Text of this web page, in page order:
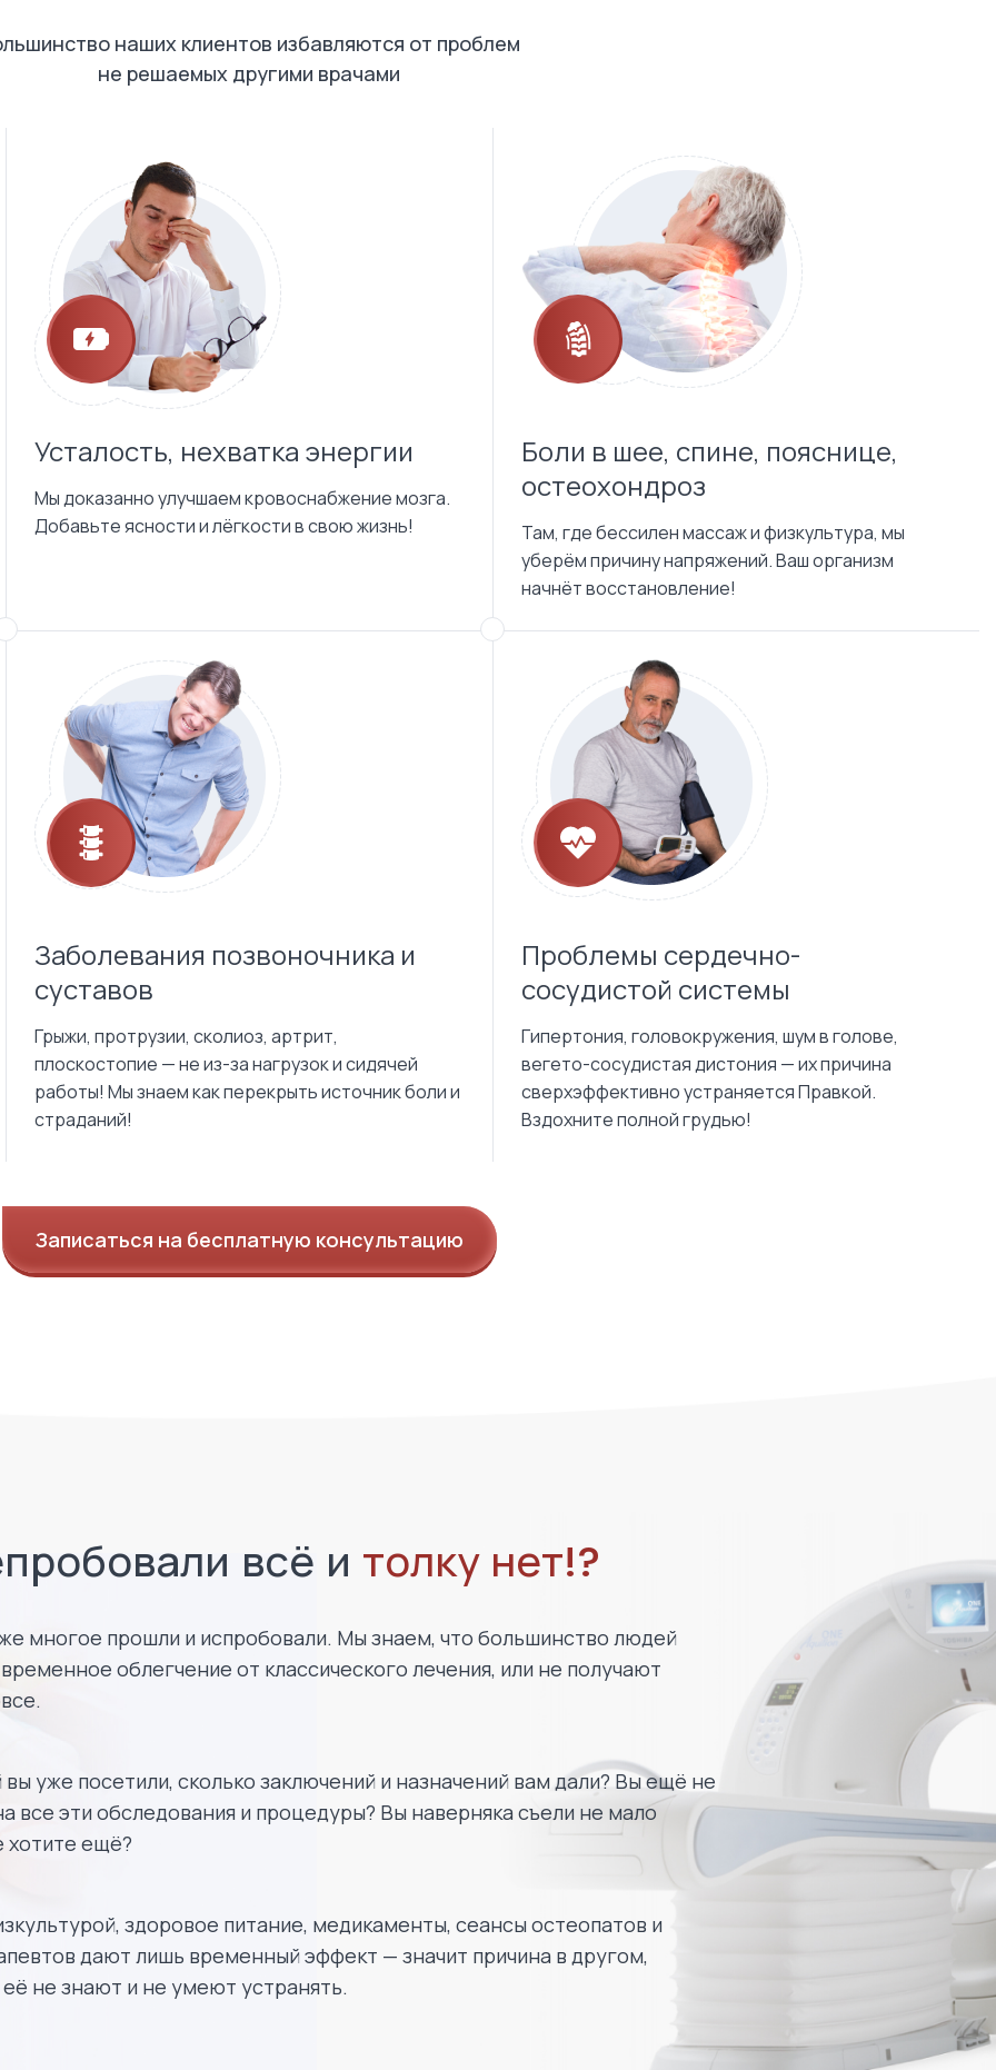
наших клиентов избавляются от проблем
не решаемых другими врачами
Усталость, нехватка энергии
Мы доказанно улучшаем кровоснабжение мозга.
Добавьте ясности и лёгкости в свою жизнь!
Боли в шее, спине, пояснице,
остеохондроз
Там, где бессилен массаж и физкультура, мы
уберём причину напряжений. Ваш организм
начнёт восстановление!
Заболевания позвоночника и
суставов
Грыжи, протрузии, сколиоз, артрит,
плоскостопие — не из-за нагрузок и сидячей
работы! Мы знаем как перекрыть источник боли и
страданий!
Проблемы сердечно-
сосудистой системы
Гипертония, головокружения, шум в голове,
вегето-сосудистая дистония — их причина
сверхэффективно устраняется Правкой.
Вздохните полной грудью!
Записаться на бесплатную консультацию
всё и толку нет!?
многое прошли и испробовали. Мы знаем, что большинство людей
облегчение от классического лечения, или не получают
вы уже посетили, сколько заключений и назначений вам дали? Вы ещё не
все эти обследования и процедуры? Вы наверняка съели не мало
хотите ещё?
здоровое питание, медикаменты, сеансы остеопатов и
дают лишь временный эффект — значит причина в другом,
не знают и не умеют устранять.